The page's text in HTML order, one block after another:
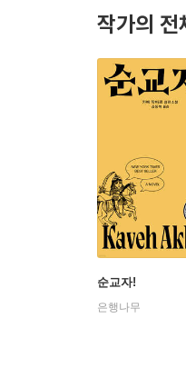
작가의 전
순교자!
은행나무